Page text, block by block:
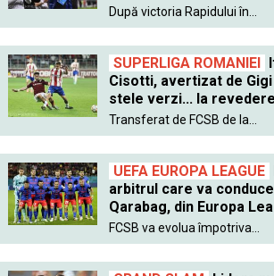
După victoria Rapidului în...
SUPERLIGA ROMANIEI
Cisotti, avertizat de Gigi
stele verzi... la
Transferat de FCSB de la...
UEFA EUROPA LEAGUE
arbitrul care va
Qarabag, din Europa
FCSB va evolua împotriva...